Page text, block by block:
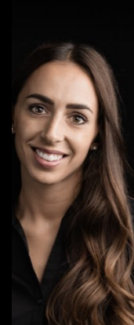
Johanna
Ranigler